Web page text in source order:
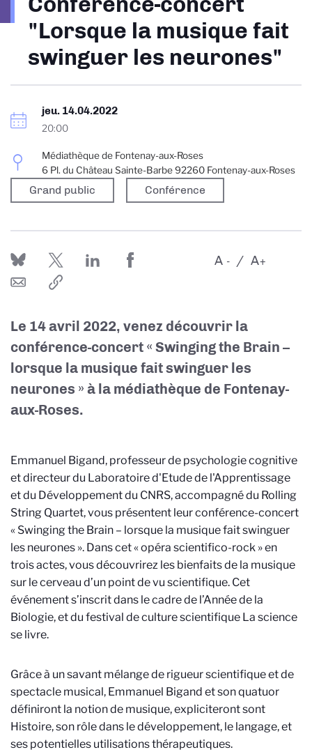
"Lorsque la musique fait
swinguer les neurones"
jeu. 14.04.2022
20:00
Médiathèque de Fontenay-aux-Roses
6 Pl. du Château Sainte-Barbe 92260 Fontenay-aux-Roses
Grand public Conférence
-
A +
A
Le 14 avril 2022, venez découvrir la
conférence-concert « Swinging the Brain –
lorsque la musique fait swinguer les
neurones » à la médiathèque de Fontenay-
aux-Roses.
Emmanuel Bigand, professeur de psychologie cognitive
et directeur du Laboratoire d'Etude de l'Apprentissage
et du Développement du CNRS,accompagné du Rolling
String Quartet, vous présentent leur conférence-concert
« Swinging the Brain – lorsque la musique fait swinguer
les neurones ». Dans cet « opéra scientifico-rock » en
trois actes, vous découvrirez les bienfaits de la musique
sur le cerveau d’un point de vu scientifique. Cet
événement s’inscrit dans le cadre de l’Année de la
Biologie, et du festival de culture scientifique La science
se livre.
Grâce à un savant mélange de rigueur scientifique et de
spectacle musical, Emmanuel Bigand et son quatuor
définiront la notion de musique, expliciteront sont
Histoire, son rôle dans le développement, le langage, et
ses potentielles utilisations thérapeutiques.